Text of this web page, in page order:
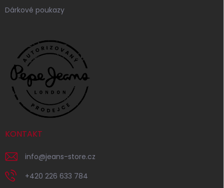
Dárkové poukazy
KONTAKT
info@jeans-store.cz
+420 226 633 784